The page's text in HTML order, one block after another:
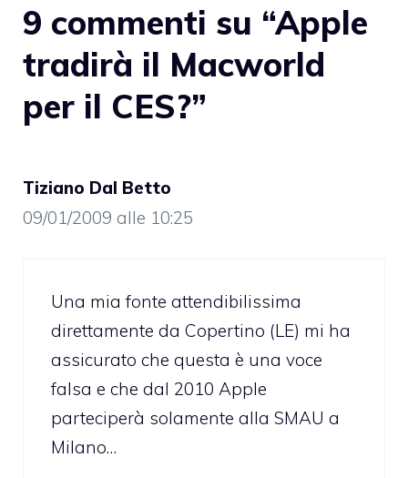
9 commenti su “Apple
tradirà il Macworld
per il CES?”
Tiziano Dal Betto
09/01/2009 alle 10:25
Una mia fonte attendibilissima
direttamente da Copertino (LE) mi ha
assicurato che questa è una voce
falsa e che dal 2010 Apple
parteciperà solamente alla SMAU a
Milano…